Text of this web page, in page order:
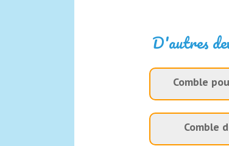
D'autres
Comble
Comble